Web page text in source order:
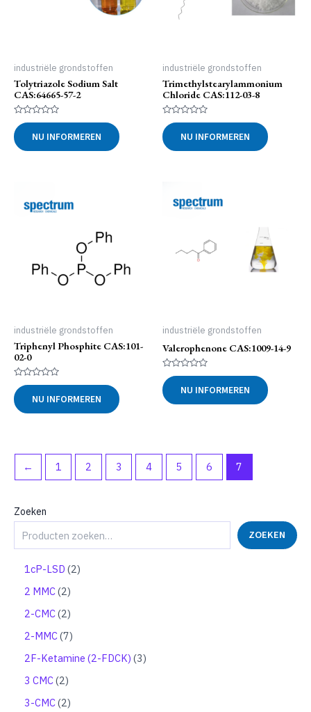
Zoeken
ZOEKEN
1cP-LSD 22
c
2 MMC 22
r
o
u
c
e
2-CMC 22
r
o
u
c
2-MMC 77
r
u
2F-Ketamine (2-FDCK) 33
3 CMC 22
r
3-CMC 22
industriële grondstoffen
Tolytriazole Sodium Salt
CAS:64665-57-2
Gewaardeerd
0
uit
5
NU INFORMEREN
industriële grondstoffen
Trimethylstearylammonium
Chloride CAS:112-03-8
Gewaardeerd
0
uit
5
NU INFORMEREN
industriële grondstoffen
Triphenyl Phosphite CAS:101-
02-0
Gewaardeerd
0
uit
5
NU INFORMEREN
industriële grondstoffen
Valerophenone CAS:1009-14-9
Gewaardeerd
0
uit
5
NU INFORMEREN
← 1 2 3 4 5 6 7